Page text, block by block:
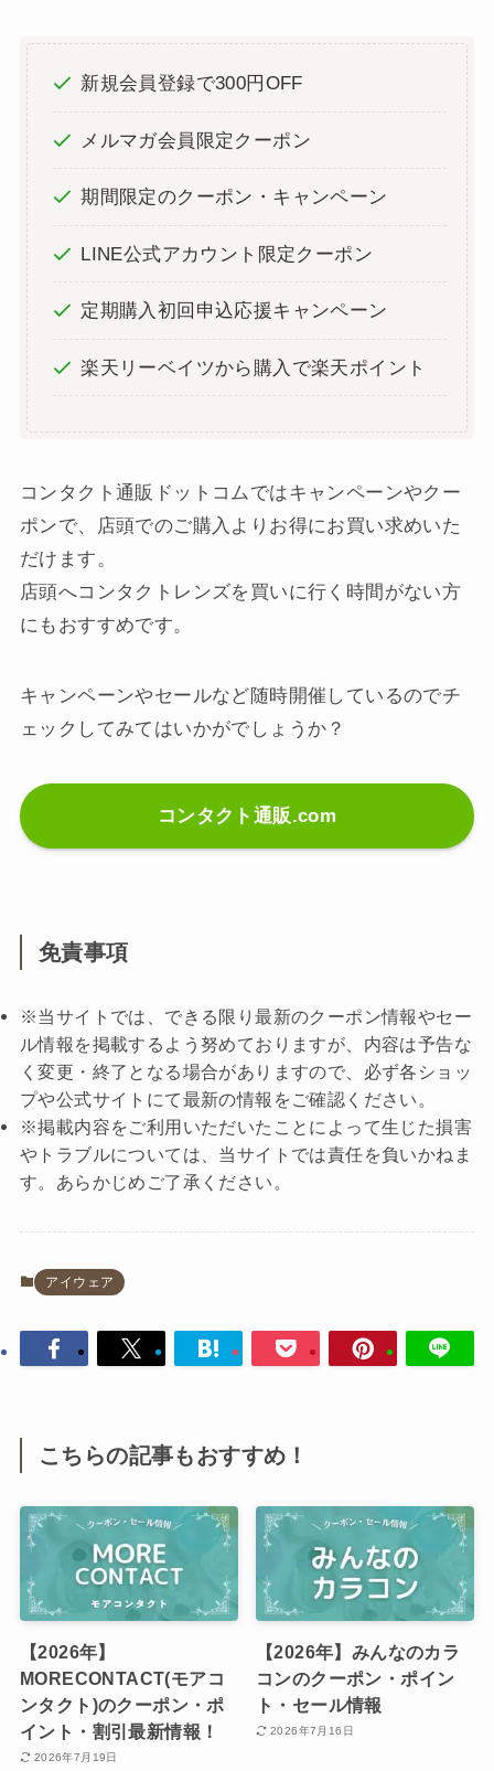
新規会員登録で300円OFF
メルマガ会員限定クーポン
期間限定のクーポン・キャンペーン
LINE公式アカウント限定クーポン
定期購入初回申込応援キャンペーン
楽天リーベイツから購入で楽天ポイント
コンタクト通販ドットコムではキャンペーンやクー
ポンで、店頭でのご購入よりお得にお買い求めいた
だけます。
店頭へコンタクトレンズを買いに行く時間がない方
にもおすすめです。
キャンペーンやセールなど随時開催しているのでチ
ェックしてみてはいかがでしょうか？
コンタクト通販.com
免責事項
※当サイトでは、できる限り最新のクーポン情報やセー
ル情報を掲載するよう努めておりますが、内容は予告な
く変更・終了となる場合がありますので、必ず各ショッ
プや公式サイトにて最新の情報をご確認ください。
※掲載内容をご利用いただいたことによって生じた損害
やトラブルについては、当サイトでは責任を負いかねま
す。あらかじめご了承ください。
アイウェア
こちらの記事もおすすめ！
【2026年】
MORECONTACT(モアコ
ンタクト)のクーポン・ポ
イント・割引最新情報！
2026年7月19日
【2026年】みんなのカラ
コンのクーポン・ポイン
ト・セール情報
2026年7月16日